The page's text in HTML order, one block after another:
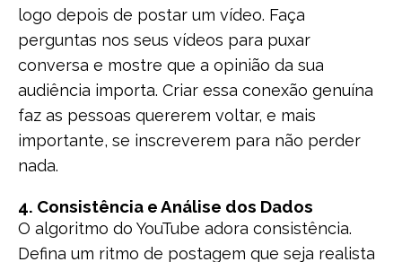
logo depois de postar um vídeo. Faça
perguntas nos seus vídeos para puxar
conversa e mostre que a opinião da sua
audiência importa. Criar essa conexão genuína
faz as pessoas quererem voltar, e mais
importante, se inscreverem para não perder
nada.
4. Consistência e Análise dos Dados
O algoritmo do YouTube adora consistência.
Defina um ritmo de postagem que seja realista